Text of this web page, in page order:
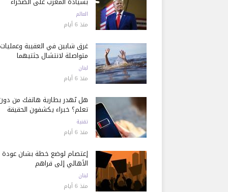
العالم
منذ 6 أيام
غرق شابين في العقيبة وعمليات
متواصلة لانتشال جثتيهما
لبنان
منذ 6 أيام
هل تُهدر بطارية هاتفك من
تعلم؟ خبراء يكشفون الحقيقة
تقنية
منذ 6 أيام
إعتصام لوضع خطة بشأن عودة
الأهالي إلى قراهم
لبنان
منذ 6 أيام